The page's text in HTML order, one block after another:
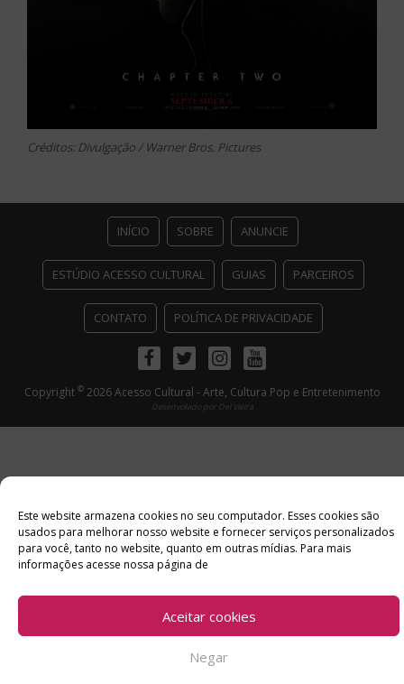
Este website armazena cookies no seu computador. Esses cookies são
usados ​​para melhorar nosso website e fornecer serviços personalizados
para você, tanto no website, quanto em outras mídias. Para mais
informações acesse nossa página de
Aceitar cookies
Negar
Créditos: Divulgação / Warner Bros. Pictures
INÍCIO SOBRE ANUNCIE
ESTÚDIO ACESSO CULTURAL GUIAS PARCEIROS
CONTATO POLÍTICA DE PRIVACIDADE
FacebookTwitterInstagramYoutube
Copyright ©2026 Acesso Cultural - Arte, Cultura Pop e Entretenimento
Desenvolvido por Del Vieira